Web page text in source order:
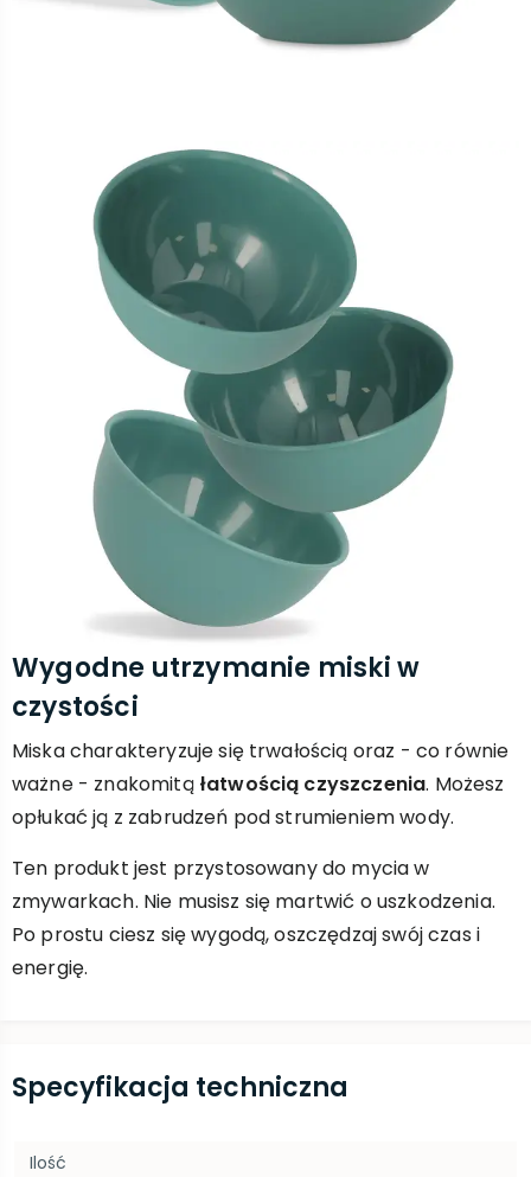
Wygodne utrzymanie miski w
czystości
Miska charakteryzuje się trwałością oraz - co równie
ważne - znakomitą łatwością czyszczenia. Możesz
opłukać ją z zabrudzeń pod strumieniem wody.
Ten produkt jest przystosowany do mycia w
zmywarkach. Nie musisz się martwić o uszkodzenia.
Po prostu ciesz się wygodą, oszczędzaj swój czas i
energię.
Specyfikacja techniczna
Ilość